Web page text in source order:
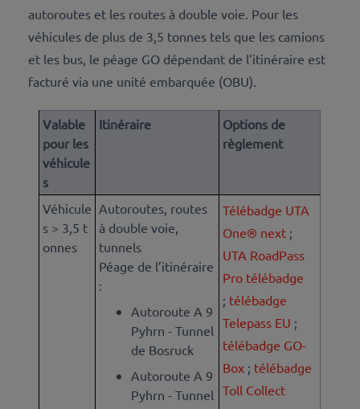
autoroutes et les routes à double voie. Pour les
véhicules de plus de 3,5 tonnes tels que les camions
et les bus, le péage GO dépendant de l’itinéraire est
facturé via une unité embarquée (OBU).
Valable
pour les
véhicule
s
Itinéraire
Options de
règlement
Véhicule
s > 3,5 t
onnes
Autoroutes, routes
à double voie,
tunnels
Péage de l’itinéraire
:
Autoroute A 9
Pyhrn - Tunnel
de Bosruck
Autoroute A 9
Pyhrn - Tunnel
Télébadge UTA
One® next ;
UTA RoadPass
Pro télébadge
; télébadge
Telepass EU ;
télébadge GO-
Box ; télébadge
Toll Collect